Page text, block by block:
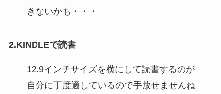
きないかも・・・
2.KINDLEで読書
12.9インチサイズを横にして読書するのが
自分に丁度適しているので手放せませんね